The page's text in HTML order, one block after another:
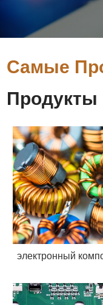
Самые
Продукты
электронный